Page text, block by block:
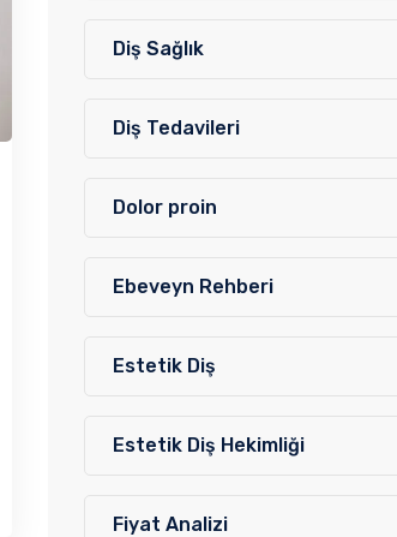
Diş Sağlık
Diş Tedavileri
Dolor proin
Ebeveyn Rehberi
Estetik Diş
Estetik Diş Hekimliği
Fiyat Analizi